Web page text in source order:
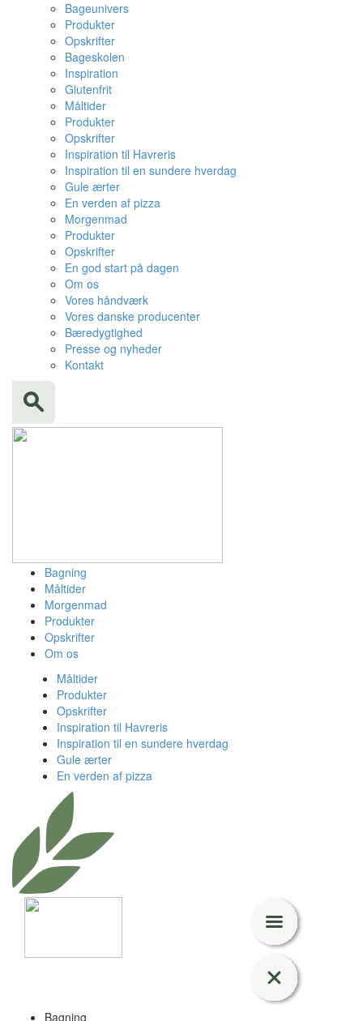
Bageunivers
Produkter
Opskrifter
Bageskolen
Inspiration
Glutenfrit
Måltider
Produkter
Opskrifter
Inspiration til Havreris
Inspiration til en sundere hverdag
Gule ærter
En verden af pizza
Morgenmad
Produkter
Opskrifter
En god start på dagen
Om os
Vores håndværk
Vores danske producenter
Bæredygtighed
Presse og nyheder
Kontakt
Bagning
Måltider
Morgenmad
Produkter
Opskrifter
Om os
Måltider
Produkter
Opskrifter
Inspiration til Havreris
Inspiration til en sundere hverdag
Gule ærter
En verden af pizza
Bagning